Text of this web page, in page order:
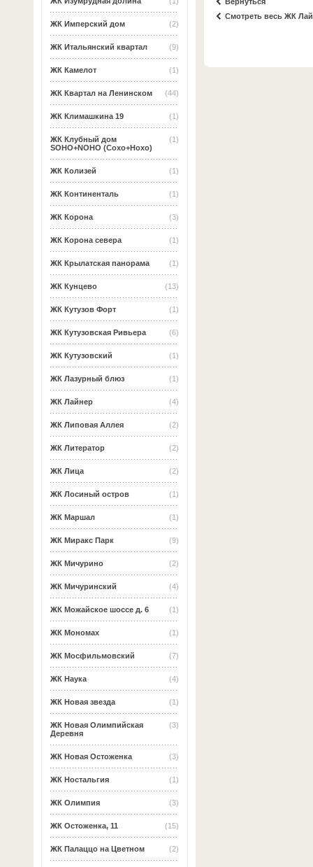
(2)
ЖК Имперский дом
(9)
ЖК Итальянский квартал
(1)
ЖК Камелот
(44)
ЖК Квартал на Ленинском
(1)
ЖК Климашкина 19
(1)
ЖК Клубный дом
SOHO+NOHO (Сохо+Нохо)
(1)
ЖК Колизей
(1)
ЖК Континенталь
(3)
ЖК Корона
(1)
ЖК Корона севера
(1)
ЖК Крылатская панорама
(13)
ЖК Кунцево
(1)
ЖК Кутузов Форт
(6)
ЖК Кутузовская Ривьера
(1)
ЖК Кутузовский
(1)
ЖК Лазурный блюз
(4)
ЖК Лайнер
(2)
ЖК Липовая Аллея
(2)
ЖК Литератор
(2)
ЖК Лица
(1)
ЖК Лосиный остров
(1)
ЖК Маршал
(9)
ЖК Миракс Парк
(2)
ЖК Мичурино
(4)
ЖК Мичуринский
(1)
ЖК Можайское шоссе д. 6
(1)
ЖК Мономах
(7)
ЖК Мосфильмовский
(4)
ЖК Наука
(1)
ЖК Новая звезда
(3)
ЖК Новая Олимпийская
Деревня
(3)
ЖК Новая Остоженка
(1)
ЖК Ностальгия
(3)
ЖК Олимпия
(15)
ЖК Остоженка, 11
(2)
ЖК Палаццо на Цветном
Смотреть весь ЖК